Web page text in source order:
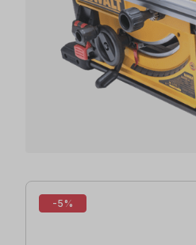
8 articles trouvés
-5%